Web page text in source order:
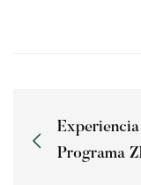
Programa